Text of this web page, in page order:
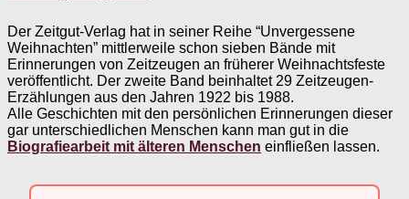
Der Zeitgut-Verlag hat in seiner Reihe “Unvergessene
Weihnachten” mittlerweile schon sieben Bände mit
Erinnerungen von Zeitzeugen an früherer Weihnachtsfeste
veröffentlicht. Der zweite Band beinhaltet 29 Zeitzeugen-
Erzählungen aus den Jahren 1922 bis 1988.
Alle Geschichten mit den persönlichen Erinnerungen dieser
gar unterschiedlichen Menschen kann man gut in die
Biografiearbeit mit älteren Menschen einfließen lassen.